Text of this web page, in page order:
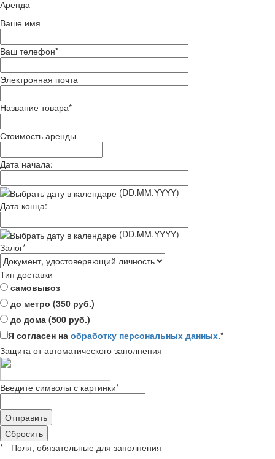
Аренда
Ваше имя
Ваш телефон*
Электронная почта
Название товара*
Стоимость аренды
Дата начала:
(DD.MM.YYYY)
Дата конца:
(DD.MM.YYYY)
Залог*
Тип доставки
самовывоз
до метро (350 руб.)
до дома (500 руб.)
Я согласен на обработку персональных данных.*
Защита от автоматического заполнения
Введите символы с картинки*
* - Поля, обязательные для заполнения